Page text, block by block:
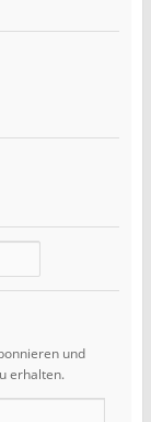
und
erhalten.